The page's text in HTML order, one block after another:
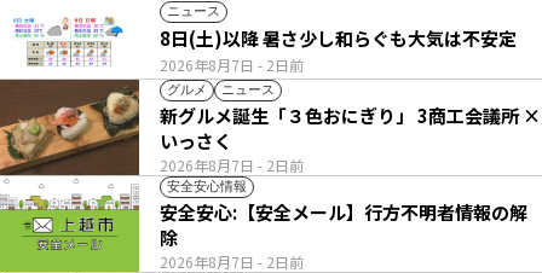
ニュース
2026年8月7日 - 2日前
8日(土)以降 暑さ少し和らぐも大気は不安定
グルメ ニュース
2026年8月7日 - 2日前
新グルメ誕生「３色おにぎり」 3商工会議所 ×
いっさく
安全安心情報
2026年8月7日 - 2日前
安全安心:【安全メール】行方不明者情報の解
除